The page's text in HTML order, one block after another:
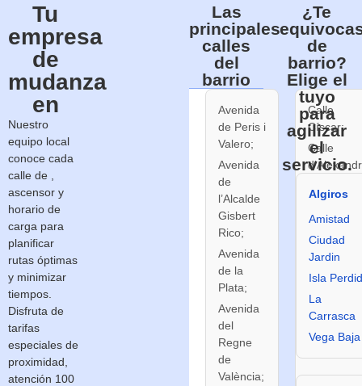
Tu
empresa
de
mudanza
en
Nuestro
equipo local
conoce cada
calle de ,
ascensor y
horario de
carga para
planificar
rutas óptimas
y minimizar
tiempos.
Disfruta de
tarifas
especiales de
proximidad,
atención 100
Las
principales
calles
del
barrio
Avenida
de Peris i
Valero;
Avenida
de
l’Alcalde
Gisbert
Rico;
Avenida
de la
Plata;
Avenida
del
Regne
de
València;
Calle
Císcar;
Calle
Calle
d’Amado
Granell
Mesado;
Calle
Calle
Esplà.
¿Te
de
barrio?
Elige el
tuyo
para
agilizar
el
servicio.
Algiros
Amistad
Ciudad
Jardin
Isla
La
Carrasca
Vega Baja